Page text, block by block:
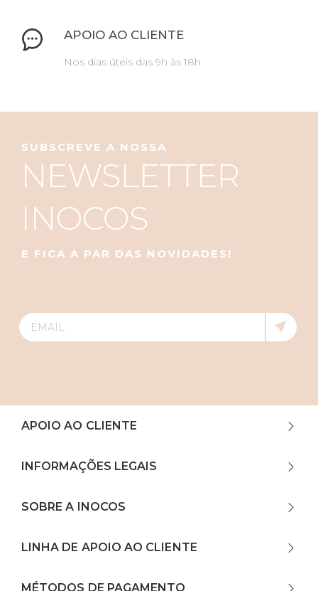
APOIO AO CLIENTE
Nos dias úteis das 9h às 18h
SUBSCREVE A NOSSA
NEWSLETTER
INOCOS
E FICA A PAR DAS NOVIDADES!
APOIO AO CLIENTE
INFORMAÇÕES LEGAIS
SOBRE A INOCOS
LINHA DE APOIO AO CLIENTE
MÉTODOS DE PAGAMENTO